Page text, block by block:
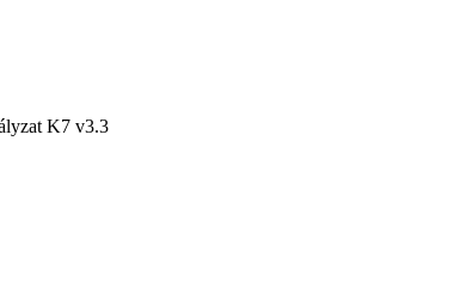
K7 v3.3